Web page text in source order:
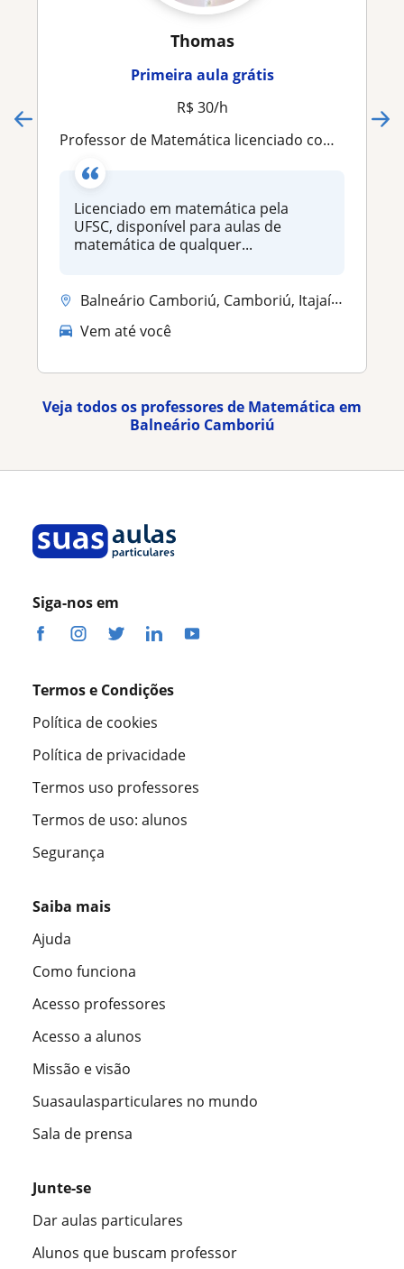
Thomas
Primeira aula grátis
R$ 30/h
Professor de Matemática licenciado com experiência em sala de aula
Licenciado em matemática pela
UFSC, disponível para aulas de
matemática de qualquer...
Balneário Camboriú, Camboriú, Itajaí, Itapema
Vem até você
Veja todos os professores de Matemática em
Balneário Camboriú
Siga-nos em
Termos e Condições
Política de cookies
Política de privacidade
Termos uso professores
Termos de uso: alunos
Segurança
Saiba mais
Ajuda
Como funciona
Acesso professores
Acesso a alunos
Missão e visão
Suasaulasparticulares no mundo
Sala de prensa
Junte-se
Dar aulas particulares
Alunos que buscam professor